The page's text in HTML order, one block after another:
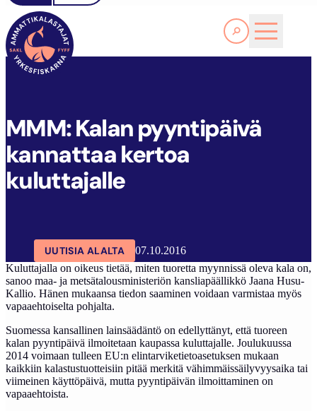
Lue lisää
SAKL
MMM: Kalan pyyntipäivä
kannattaa kertoa
kuluttajalle
UUTISIA ALALTA
07.10.2016
Kuluttajalla on oikeus tietää, miten tuoretta myynnissä oleva kala on,
sanoo maa- ja metsätalousministeriön kansliapäällikkö Jaana Husu-
Kallio. Hänen mukaansa tiedon saaminen voidaan varmistaa myös
vapaaehtoiselta pohjalta.
Suomessa kansallinen lainsäädäntö on edellyttänyt, että tuoreen
kalan pyyntipäivä ilmoitetaan kaupassa kuluttajalle. Joulukuussa
2014 voimaan tulleen EU:n elintarviketietoasetuksen mukaan
kaikkiin kalastustuotteisiin pitää merkitä vähimmäissäilyvyysaika tai
viimeinen käyttöpäivä, mutta pyyntipäivän ilmoittaminen on
vapaaehtoista.